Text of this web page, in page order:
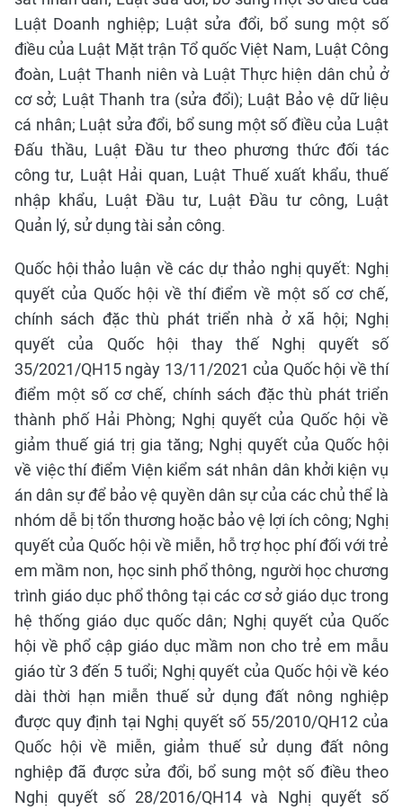
Luật Doanh nghiệp; Luật sửa đổi, bổ sung một số
điều của Luật Mặt trận Tổ quốc Việt Nam, Luật Công
đoàn, Luật Thanh niên và Luật Thực hiện dân chủ ở
cơ sở; Luật Thanh tra (sửa đổi); Luật Bảo vệ dữ liệu
cá nhân; Luật sửa đổi, bổ sung một số điều của Luật
Đấu thầu, Luật Đầu tư theo phương thức đối tác
công tư, Luật Hải quan, Luật Thuế xuất khẩu, thuế
nhập khẩu, Luật Đầu tư, Luật Đầu tư công, Luật
Quản lý, sử dụng tài sản công.
Quốc hội thảo luận về các dự thảo nghị quyết: Nghị
quyết của Quốc hội về thí điểm về một số cơ chế,
chính sách đặc thù phát triển nhà ở xã hội; Nghị
quyết của Quốc hội thay thế Nghị quyết số
35/2021/QH15 ngày 13/11/2021 của Quốc hội về thí
điểm một số cơ chế, chính sách đặc thù phát triển
thành phố Hải Phòng; Nghị quyết của Quốc hội về
giảm thuế giá trị gia tăng; Nghị quyết của Quốc hội
về việc thí điểm Viện kiểm sát nhân dân khởi kiện vụ
án dân sự để bảo vệ quyền dân sự của các chủ thể là
nhóm dễ bị tổn thương hoặc bảo vệ lợi ích công; Nghị
quyết của Quốc hội về miễn, hỗ trợ học phí đối với trẻ
em mầm non, học sinh phổ thông, người học chương
trình giáo dục phổ thông tại các cơ sở giáo dục trong
hệ thống giáo dục quốc dân; Nghị quyết của Quốc
hội về phổ cập giáo dục mầm non cho trẻ em mẫu
giáo từ 3 đến 5 tuổi; Nghị quyết của Quốc hội về kéo
dài thời hạn miễn thuế sử dụng đất nông nghiệp
được quy định tại Nghị quyết số 55/2010/QH12 của
Quốc hội về miễn, giảm thuế sử dụng đất nông
nghiệp đã được sửa đổi, bổ sung một số điều theo
Nghị quyết số 28/2016/QH14 và Nghị quyết số